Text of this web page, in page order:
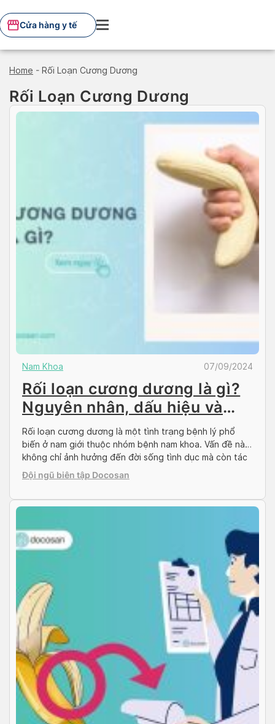
to
content
Cửa hàng y tế
Home - Rối Loạn Cương Dương
Rối Loạn Cương Dương
Nam Khoa 07/09/2024
Rối loạn cương dương là gì?
Nguyên nhân, dấu hiệu và
cách điều trị
Rối loạn cương dương là một tình trạng bệnh lý phổ
biến ở nam giới thuộc nhóm bệnh nam khoa. Vấn đề này
không chỉ ảnh hưởng đến đời sống tình dục mà còn tác
động tiêu cực đến sức khỏe tinh thần và các mối quan
hệ cá nhân. Hiểu rõ nguyên nhân và […]
Đội ngũ biên tập Docosan